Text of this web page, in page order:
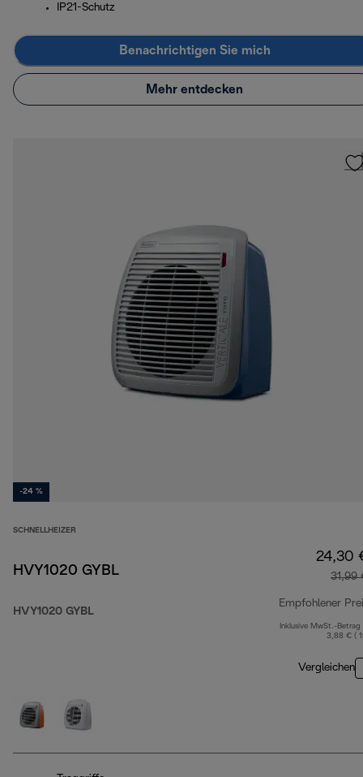
IP21-Schutz
Benachrichtigen Sie mich
Mehr entdecken
-24 %
SCHNELLHEIZER
HVY1020 GYBL
HVY1020 GYBL
24,30
31,99
Empfohlener
Inklusive MwSt.-Betrag
3,88 € (
Vergleichen